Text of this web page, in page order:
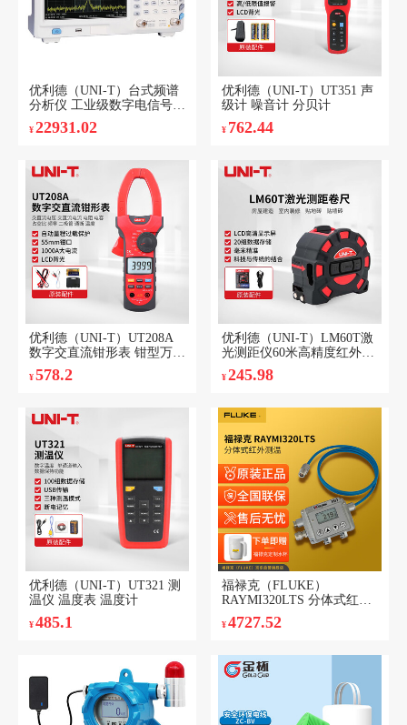
优利德（UNI-T）台式频谱
分析仪 工业级数字电信号测
试仪频率功率测量带跟踪源
UTS2030A
¥22931.02
优利德（UNI-T）UT351 声
级计 噪音计 分贝计
¥ 762.44
优利德（UNI-T）UT208A
数字交直流钳形表 钳型万用
表 1000A
¥578.2
优利德（UNI-T）LM60T激
光测距仪60米高精度红外线
电子数显钢卷尺5米手持测
量仪电子尺量房仪器
¥245.98
优利德（UNI-T）UT321 测
温仪 温度表 温度计
¥485.1
福禄克（FLUKE）
RAYMI320LTS 分体式红外
测温
¥4727.52